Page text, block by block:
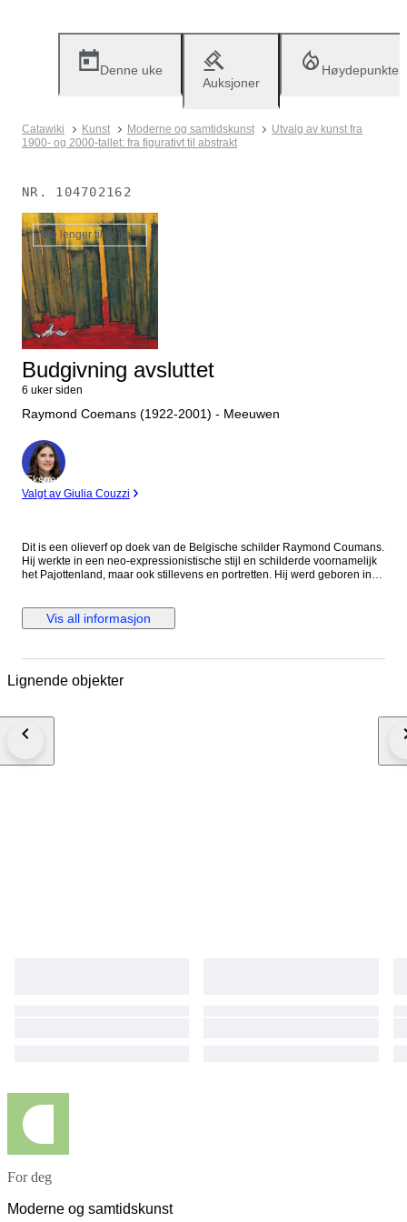
Denne uke
Auksjoner
Høydepunkter
Catawiki Kunst Moderne og samtidskunst
Utvalg av kunst fra
1900- og 2000-tallet: fra figurativt til abstrakt
NR. 104702162
Ikke lenger tilgjengelig
Budgivning avsluttet
6 uker siden
Raymond Coemans (1922-2001) - Meeuwen
Ekspert
Valgt av Giulia Couzzi
Dit is een olieverf op doek van de Belgische schilder Raymond Coumans.
Hij werkte in een neo-expressionistische stijl en schilderde voornamelijk
het Pajottenland, maar ook stillevens en portretten. Hij werd geboren in
Belgische en buitenlandse musea. Afmetingen: 80 x 120 cm Afmetingen
met lijst: 86 x 126 cm Provenance: Particuliere collectie, Nederland
eigen in-house lijstenmakerij, die zijn 85e jubileumjaar viert. Verder
'Restauratoren Nederland'. Mocht u hiervan gebruiken willen maken dan
Vis all informasjon
Lignende objekter
For deg
Moderne og samtidskunst